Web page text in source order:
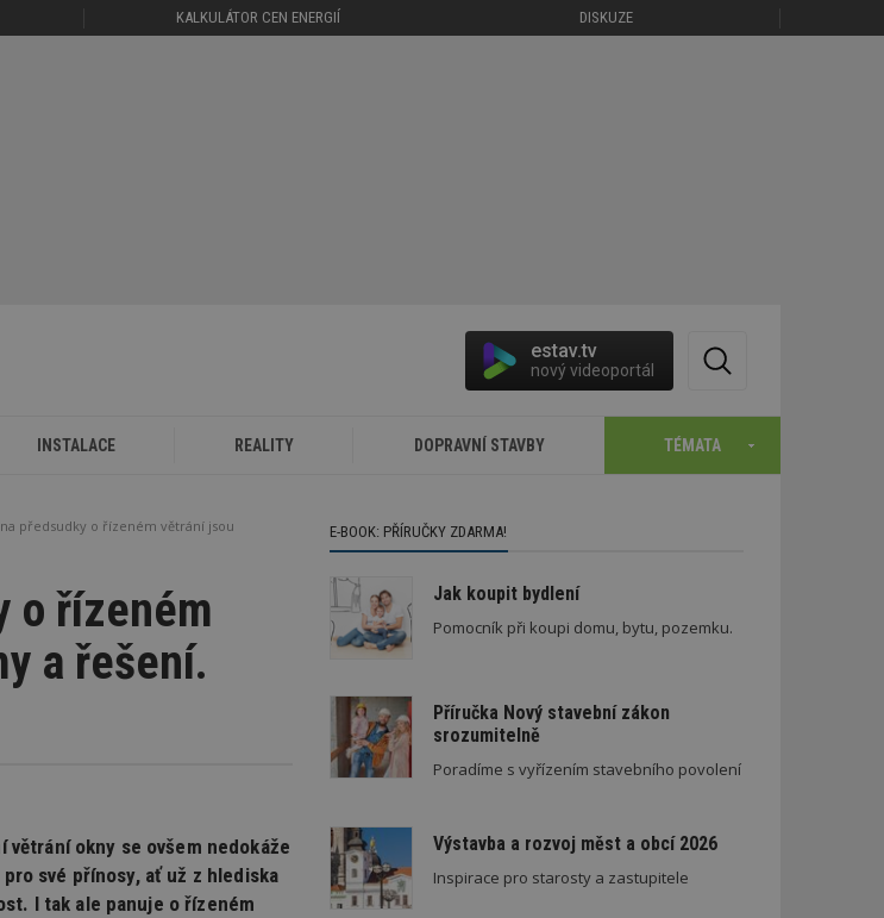
KALKULÁTOR CEN ENERGIÍ DISKUZE
estav.tv
nový videoportál
INSTALACE REALITY DOPRAVNÍ STAVBY TÉMATA
předsudky o řízeném větrání jsou
o řízeném
a řešení.
okny se ovšem nedokáže
své přínosy, ať už z hlediska
I tak ale panuje o řízeném
E-BOOK: PŘÍRUČKY ZDARMA!
Jak koupit bydlení
Pomocník při koupi domu, bytu, pozemku.
Příručka Nový stavební zákon
srozumitelně
Poradíme s vyřízením stavebního povolení
Výstavba a rozvoj měst a obcí 2026
Inspirace pro starosty a zastupitele